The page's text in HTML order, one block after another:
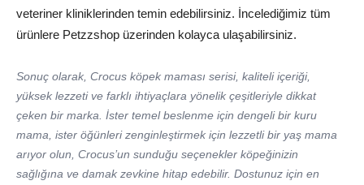
veteriner kliniklerinden temin edebilirsiniz. İncelediğimiz tüm
ürünlere Petzzshop üzerinden kolayca ulaşabilirsiniz.
Sonuç olarak, Crocus köpek maması serisi, kaliteli içeriği,
yüksek lezzeti ve farklı ihtiyaçlara yönelik çeşitleriyle dikkat
çeken bir marka. İster temel beslenme için dengeli bir kuru
mama, ister öğünleri zenginleştirmek için lezzetli bir yaş mama
arıyor olun, Crocus’un sunduğu seçenekler köpeğinizin
sağlığına ve damak zevkine hitap edebilir. Dostunuz için en